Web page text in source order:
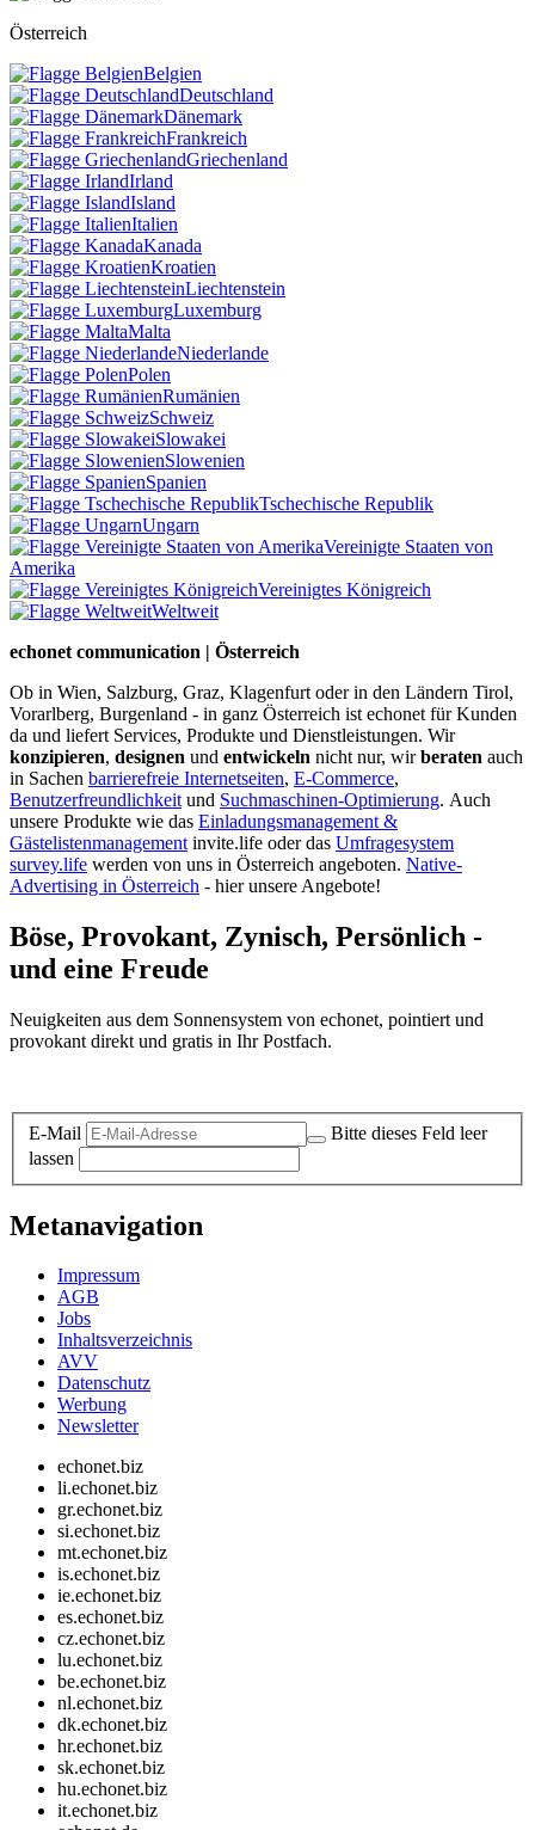
Österreich
Belgien
Deutschland
Dänemark
Frankreich
Griechenland
Irland
Island
Italien
Kanada
Kroatien
Liechtenstein
Luxemburg
Malta
Niederlande
Polen
Rumänien
Schweiz
Slowakei
Slowenien
Spanien
Tschechische Republik
Ungarn
Vereinigte Staaten von
Amerika
Vereinigtes Königreich
Weltweit
echonet communication | Österreich
Ob in Wien, Salzburg, Graz, Klagenfurt oder in den Ländern Tirol,
Vorarlberg, Burgenland - in ganz Österreich ist echonet für Kunden
da und liefert Services, Produkte und Dienstleistungen. Wir
konzipieren, designen und entwickeln nicht nur, wirberaten auch
in Sachen barrierefreie Internetseiten, E-Commerce,
Benutzerfreundlichkeit und Suchmaschinen-Optimierung. Auch
unsere Produkte wie das Einladungsmanagement &
Gästelistenmanagement invite.life oder das Umfragesystem
survey.life werden von uns in Österreich angeboten. Native-
Advertising in Österreich - hier unsere Angebote!
Böse, Provokant, Zynisch, Persönlich -
und eine Freude
Neuigkeiten aus dem Sonnensystem von echonet, pointiert und
provokant direkt und gratis in Ihr Postfach.
E-Mail
Bitte dieses Feld leer
lassen
Metanavigation
Impressum
AGB
Jobs
Inhaltsverzeichnis
AVV
Datenschutz
Werbung
Newsletter
echonet.biz
li.echonet.biz
gr.echonet.biz
si.echonet.biz
mt.echonet.biz
is.echonet.biz
ie.echonet.biz
es.echonet.biz
cz.echonet.biz
lu.echonet.biz
be.echonet.biz
nl.echonet.biz
dk.echonet.biz
hr.echonet.biz
sk.echonet.biz
hu.echonet.biz
it.echonet.biz